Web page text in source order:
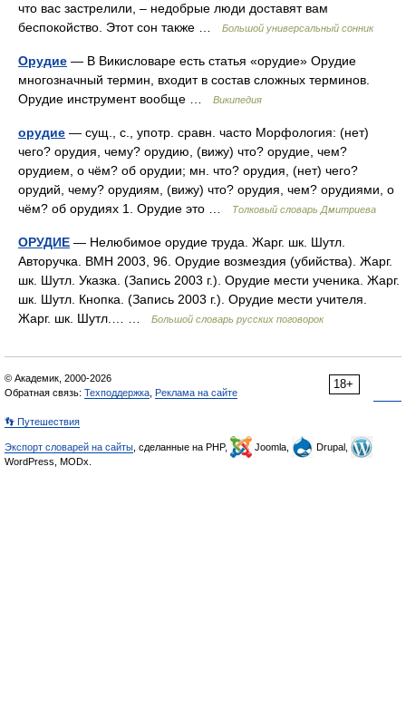
что вас застрелили, – недобрые люди доставят вам
беспокойство. Этот сон также …
Большой универсальный сонник
Орудие — В Викисловаре есть статья «орудие» Орудие
многозначный термин, входит в состав сложных терминов.
Орудие инструмент вообще …
Википедия
орудие — сущ., с., употр. сравн. часто Морфология: (нет)
чего? орудия, чему? орудию, (вижу) что? орудие, чем?
орудием, о чём? об орудии; мн. что? орудия, (нет) чего?
орудий, чему? орудиям, (вижу) что? орудия, чем? орудиями, о
чём? об орудиях 1. Орудие это …
Толковый словарь Дмитриева
ОРУДИЕ — Нелюбимое орудие труда. Жарг. шк. Шутл.
Авторучка. ВМН 2003, 96. Орудие возмездия (убийства). Жарг.
шк. Шутл. Указка. (Запись 2003 г.). Орудие мести ученика. Жарг.
шк. Шутл. Кнопка. (Запись 2003 г.). Орудие мести учителя.
Жарг. шк. Шутл.… …
Большой словарь русских поговорок
18+
© Академик, 2000-2026
Обратная связь: Техподдержка Реклама на сайте
👣 Путешествия
Экспорт словарей на сайты , сделанные на PHP, Joomla,
Drupal,
WordPress, MODx.